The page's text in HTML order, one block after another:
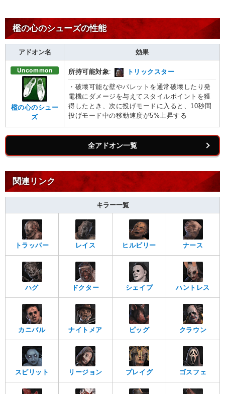
檻の心のシューズの性能
アドオン名 効果
Uncommon
檻の心のシュー
ズ
所持可能対象:
トリックスター
・破壊可能な壁やパレットを通常破壊したり発
電機にダメージを与えてスタイルポイントを獲
得したとき、次に投げモードに入ると、10秒間
投げモード中の移動速度が5%上昇する
全アドオン一覧
関連リンク
キラー一覧
トラッパー レイス ヒルビリー ナース
ハグ ドクター シェイプ ハントレス
カニバル ナイトメア ピッグ クラウン
スピリット リージョン プレイグ ゴスフェ